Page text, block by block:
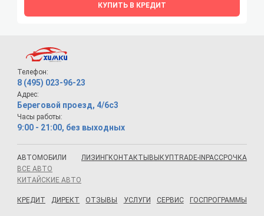
КУПИТЬ В КРЕДИТ
Телефон:
8 (495) 023-96-23
Адрес:
Береговой проезд, 4/6с3
Часы работы:
9:00 - 21:00, без выходных
АВТОМОБИЛИ
ВСЕ АВТО
КИТАЙСКИЕ АВТО
ЛИЗИНГКОНТАКТЫ ВЫКУП TRADE-IN РАССРОЧКА
КРЕДИТ ДИРЕКТ ОТЗЫВЫ УСЛУГИ СЕРВИС ГОСПРОГРАММЫ